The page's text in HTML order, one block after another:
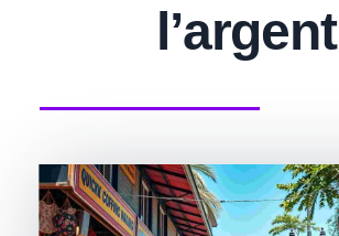
l’argent